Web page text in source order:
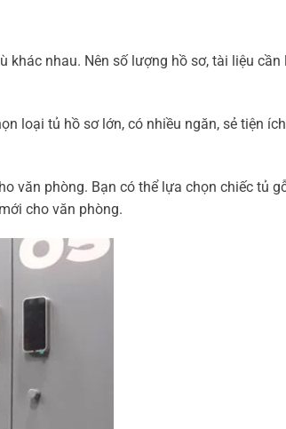
nhau. Nên số lượng hồ sơ, tài liệu
loại tủ hồ sơ lớn, có nhiều ngăn, sẻ tiện
văn phòng. Bạn có thể lựa chọn chiếc tủ
cho văn phòng.